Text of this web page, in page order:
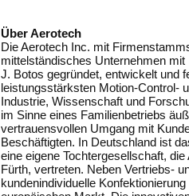
Über Aerotech
Die Aerotech Inc. mit
mittelständisches Unternehmen
J. Botos gegründet, entwickelt und
leistungsstärksten Motion-Control-
Industrie, Wissenschaft und
im Sinne eines Familienbetriebs
vertrauensvollen Umgang mit
Beschäftigten. In Deutschland ist
eine eigene Tochtergesellschaft,
Fürth, vertreten. Neben Vertriebs-
kundenindividuelle